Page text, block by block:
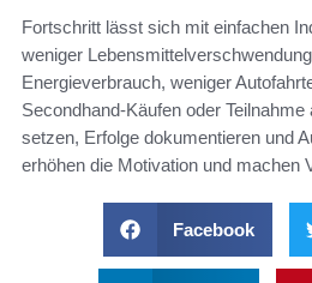
Fortschritt lässt sich mit einfachen
weniger
Energieverbrauch, weniger
Secondhand-Käufen oder
setzen, Erfolge dokumentieren und
erhöhen die Motivation und machen
Facebook